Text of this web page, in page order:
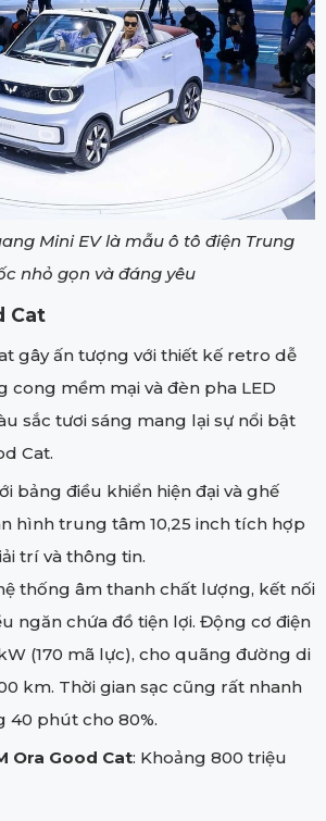
Mini EV là mẫu ô tô điện Trung
nhỏ gọn và đáng yêu
Cat
gây ấn tượng với thiết kế retro dễ
cong mềm mại và đèn pha LED
sắc tươi sáng mang lại sự nổi bật
Cat.
bảng điều khiển hiện đại và ghế
hình trung tâm 10,25 inch tích hợp
trí và thông tin.
thống âm thanh chất lượng, kết nối
ngăn chứa đồ tiện lợi. Động cơ điện
(170 mã lực), cho quãng đường di
km. Thời gian sạc cũng rất nhanh
40 phút cho 80%.
Ora Good Cat: Khoảng 800 triệu